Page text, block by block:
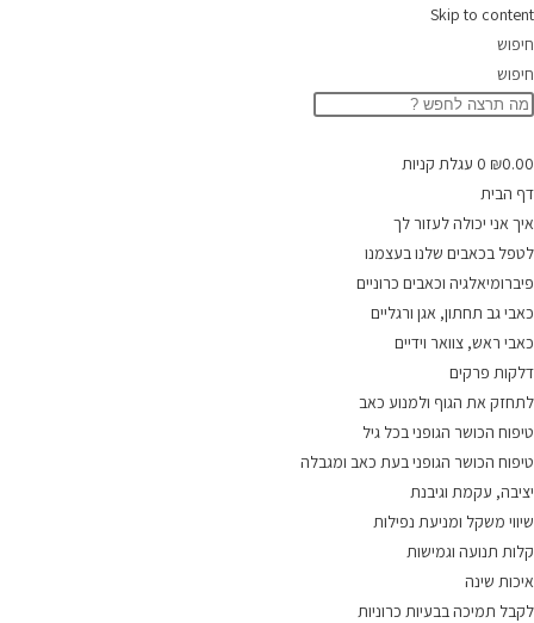
Skip to content
חיפוש
חיפוש
₪0.00
0 עגלת קניות
דף הבית
איך אני יכולה לעזור לך
לטפל בכאבים שלנו בעצמנו
פיברומיאלגיה וכאבים כרוניים
כאבי גב תחתון, אגן ורגליים
כאבי ראש, צוואר וידיים
דלקות פרקים
לתחזק את הגוף ולמנוע כאב
טיפוח הכושר הגופני בכל גיל
טיפוח הכושר הגופני בעת כאב ומגבלה
יציבה, עקמת וגיבנת
שיווי משקל ומניעת נפילות
קלות תנועה וגמישות
איכות שינה
לקבל תמיכה בבעיות כרוניות